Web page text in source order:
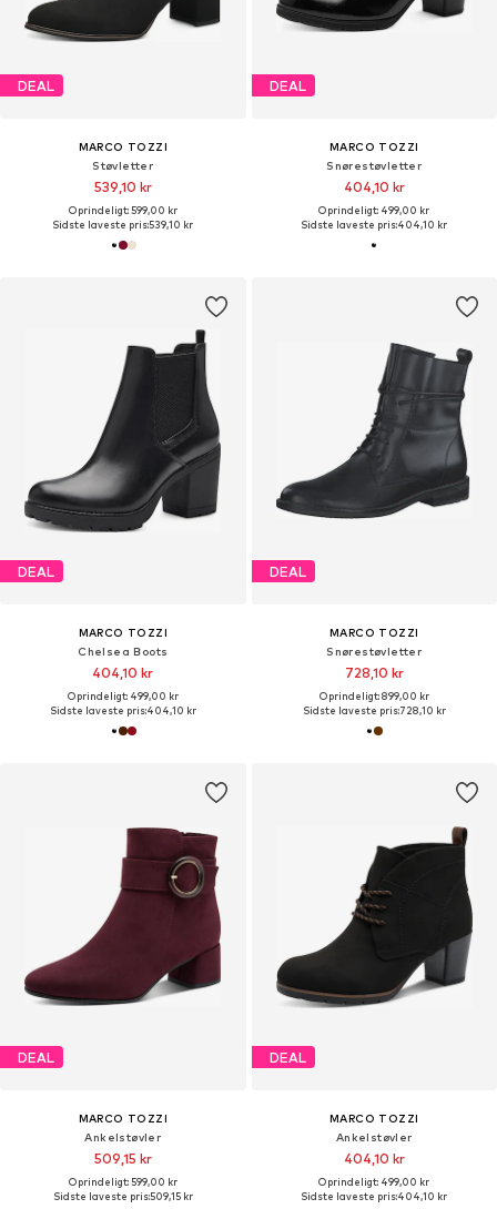
DEAL
MARCO TOZZI
Støvletter
539,10 kr
Oprindeligt: 599,00 kr
Sidste laveste pris:539,10 kr
DEAL
MARCO TOZZI
Snørestøvletter
404,10 kr
Oprindeligt: 499,00 kr
Sidste laveste pris:404,10 kr
DEAL
MARCO TOZZI
Chelsea Boots
404,10 kr
Oprindeligt: 499,00 kr
Sidste laveste pris:404,10 kr
DEAL
MARCO TOZZI
Snørestøvletter
728,10 kr
Oprindeligt: 899,00 kr
Sidste laveste pris:728,10 kr
DEAL
MARCO TOZZI
Ankelstøvler
509,15 kr
Oprindeligt: 599,00 kr
Sidste laveste pris:509,15 kr
DEAL
MARCO TOZZI
Ankelstøvler
404,10 kr
Oprindeligt: 499,00 kr
Sidste laveste pris:404,10 kr